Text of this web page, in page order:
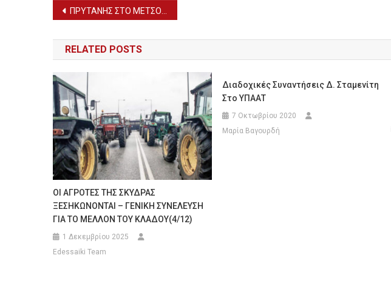
Πλοήγηση
άρθρων
ΠΡΥΤΑΝΗΣ ΣΤΟ ΜΕΤΣΟΒΙΟ ΠΟΛΥΤΕΧΝΕΙΟ Ο ΣΚΥΔΡΑΙΟΣ ΙΩΑΝΝΗΣ ΧΑΤΖΗΓΕΩΡΓΙΟΥ
RELATED POSTS
ΟΙ ΑΓΡΟΤΕΣ ΤΗΣ ΣΚΥΔΡΑΣ
ΞΕΣΗΚΩΝΟΝΤΑΙ – ΓΕΝΙΚΗ ΣΥΝΕΛΕΥΣΗ
ΓΙΑ ΤΟ ΜΕΛΛΟΝ ΤΟΥ ΚΛΑΔΟΥ(4/12)
1 Δεκεμβρίου 2025
Edessaiki Team
Διαδοχικές Συναντήσεις Δ. Σταμενίτη
Στο ΥΠΑΑΤ
7 Οκτωβρίου 2020
Μαρία Βαγουρδή